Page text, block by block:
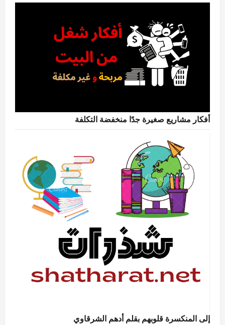
أفكار مشاريع صغيرة جدًا منخفضة التكلفة
إلى المنكسرة قلوبهم بقلم أدهم الشرقاوي